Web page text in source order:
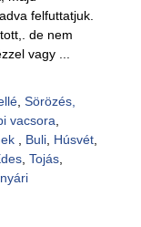
felfuttatjuk.
de nem
vagy ...
, Sörözés,
vacsora
Buli, Húsvét,
, Tojás,